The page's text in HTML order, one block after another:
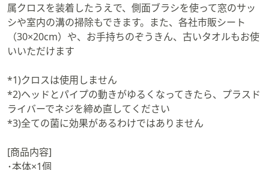
〇立ったまま清掃が可能
柄が長いので、立ったままカーペットやフローリングの清
掃ができます。伸縮柄部分にはローレット加工（細かい凹
ロピレン・ポリエチレン）、スチール製パイプのポリプロ
ピレン被覆部分に抗菌加工を実施しています(*3)
〇窓のサッシや室内の溝の掃除も
属クロスを装着したうえで、側面ブラシを使って窓のサッ
シや室内の溝の掃除もできます。また、各社市販シート